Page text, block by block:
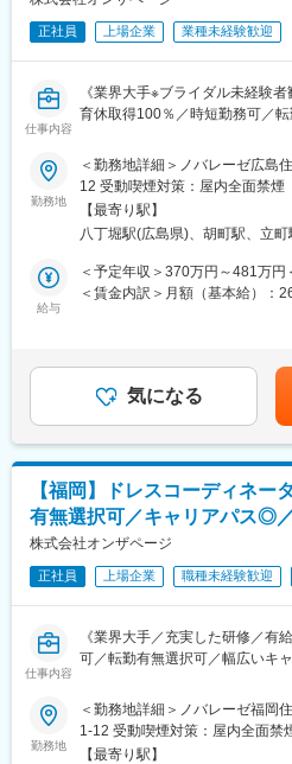
■タメニー株式会社の今後
の提供など、地方創生領域へも
さらに、人生の重要なライフイ
見据えています。
変更の範囲：会社の定める業務
ナーのドレスを取り扱っており
ュアリーなドレス選びの時間を
界のトレンドの勉強も行ってお
グまで一貫して携わることが可能
■各種制度充実：
各種職種ごとに最優秀社員を選
・フリーエージェント制度
希望する部署に異動の交渉が可能
・新規事業提案制度
・フレックスキャリア制度
正社員としての雇用形態のまま
シンプルでスタイリッシュな都
リーズ、郊外の景観を活かした
「アマンダン」シリーズ、歴史
地条件や地域特性にあわせた店
■婚礼における状況：
新たなご予約も順調に増えてい
規の出店計画もこれまで通り進め
また、パーティードレスのレン
正社員 上場企業 業種未経験歓迎
仕事内容
《業界大手※ブライダル未経験
育休取得100％／時短勤務可／
※求人票に記載の内容は、2026
利厚生、待遇および各種制度等
ます。
■業務内容：
・新規接客
アクセサリー、コサージュ、ヘ
演出するアイテムの提案
・納品
衣裳メンテナンス部門と細かく
裳を納品
※パリ・ミラノ・ニューヨークと
ナーのドレスを取り扱っており
ュアリーなドレス選びの時間を
界のトレンドの勉強も行ってお
グまで一貫して携わることが可
■各種制度充実：
各種職種ごとに最優秀社員を選
・フリーエージェント制度
希望する部署に異動の交渉が可能
勤務地
＜勤務地詳細＞ノバレーゼ広島
12 受動喫煙対策：屋内全面禁煙
【最寄り駅】
八丁堀駅(広島県)、胡町駅、立町
給与
＜予定年収＞370万円～481万
＜賃金内訳＞月額（基本給）：
有＜残業手当＞有＜給与補足＞
る可能性もございます。※月給
は基本手当に対する45時間分の
り、時間外労働の有無に関わら
月）■賞与：年2回（2、8月）■
くまでも目安の金額であり、選
ます。月給(月額)は固定手当を
気になる
【福岡】ドレスコーディネー
有無選択可／キャリアパス◎
株式会社オンザページ
正社員 上場企業 職種未経験歓迎
仕事内容
《業界大手／充実した研修／有
可／転勤有無選択可／幅広いキャ
※求人票に記載の内容は、2026
利厚生、待遇および各種制度等
ます。
勤務地
＜勤務地詳細＞ノバレーゼ福岡
1-12 受動喫煙対策：屋内全面禁
【最寄り駅】